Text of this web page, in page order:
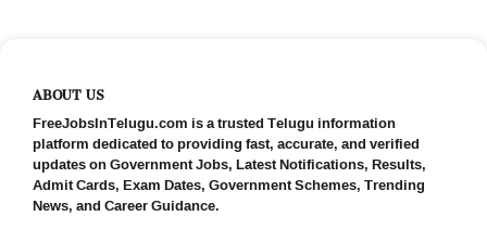
ABOUT US
FreeJobsInTelugu.com is a trusted Telugu information
platform dedicated to providing fast, accurate, and verified
updates on Government Jobs, Latest Notifications, Results,
Admit Cards, Exam Dates, Government Schemes, Trending
News, and Career Guidance.